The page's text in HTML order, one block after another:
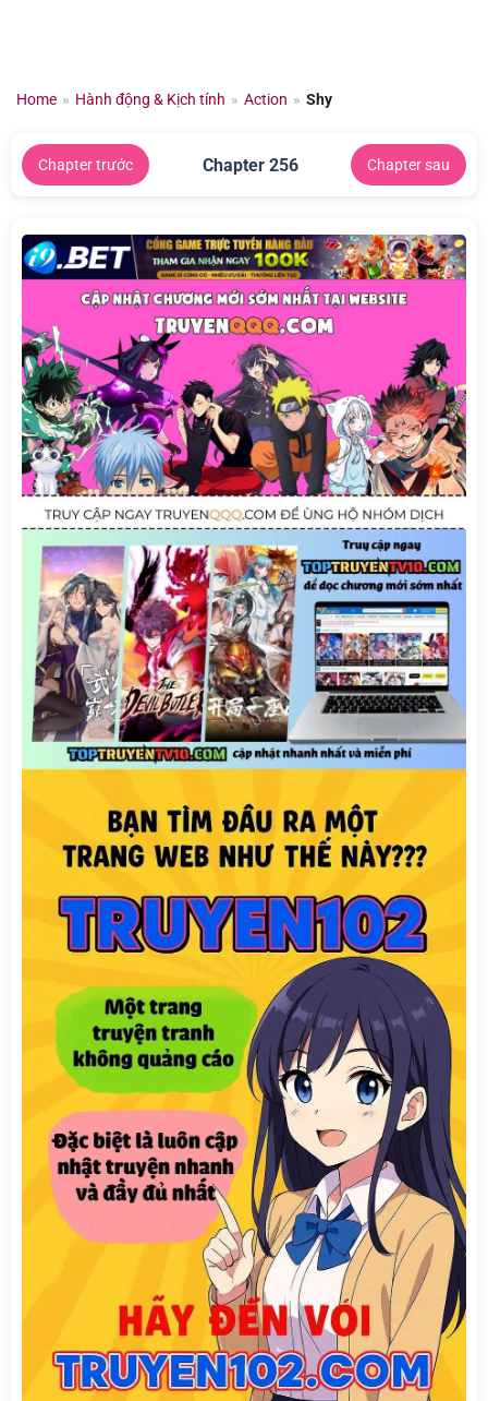
dungHome » Hành động & Kịch tính » Action » Shy
Chapter trước Chapter 256 Chapter sau